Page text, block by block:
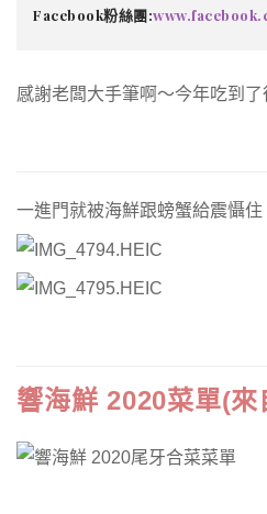
Facebook粉絲團:
感謝老闆大手筆啊～今年吃到
一進門就被海鮮跟螃蟹給震懾住
響海鮮 2020菜單(來